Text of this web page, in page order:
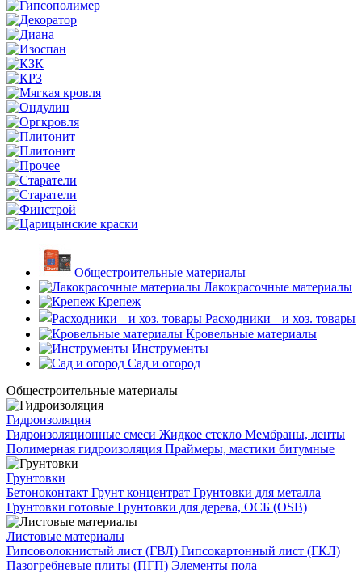
Общестроительные материалы
Лакокрасочные материалы
Крепеж
Расходники и хоз. товары
Кровельные материалы
Инструменты
Сад и огород
Общестроительные материалы
Гидроизоляция
Гидроизоляционные смеси Жидкое стекло Мембраны, ленты
Полимерная гидроизоляция Праймеры, мастики битумные
Грунтовки
Бетоноконтакт Грунт концентрат Грунтовки для металла
Грунтовки готовые Грунтовки для дерева, ОСБ (OSB)
Листовые материалы
Гипсоволокнистый лист (ГВЛ) Гипсокартонный лист (ГКЛ)
Пазогребневые плиты (ПГП) Элементы пола